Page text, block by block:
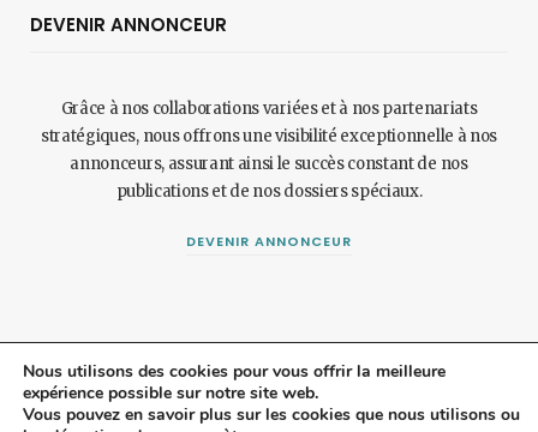
DEVENIR ANNONCEUR
Grâce à nos collaborations variées et à nos partenariats
stratégiques, nous offrons une visibilité exceptionnelle à nos
annonceurs, assurant ainsi le succès constant de nos
publications et de nos dossiers spéciaux.
DEVENIR ANNONCEUR
© 2024 Maisonetjardinmagazine.fr. Mentions légalesetpolitique de
Nous utilisons des cookies pour vous offrir la meilleure
expérience possible sur notre site web.
Vous pouvez en savoir plus sur les cookies que nous utilisons ou